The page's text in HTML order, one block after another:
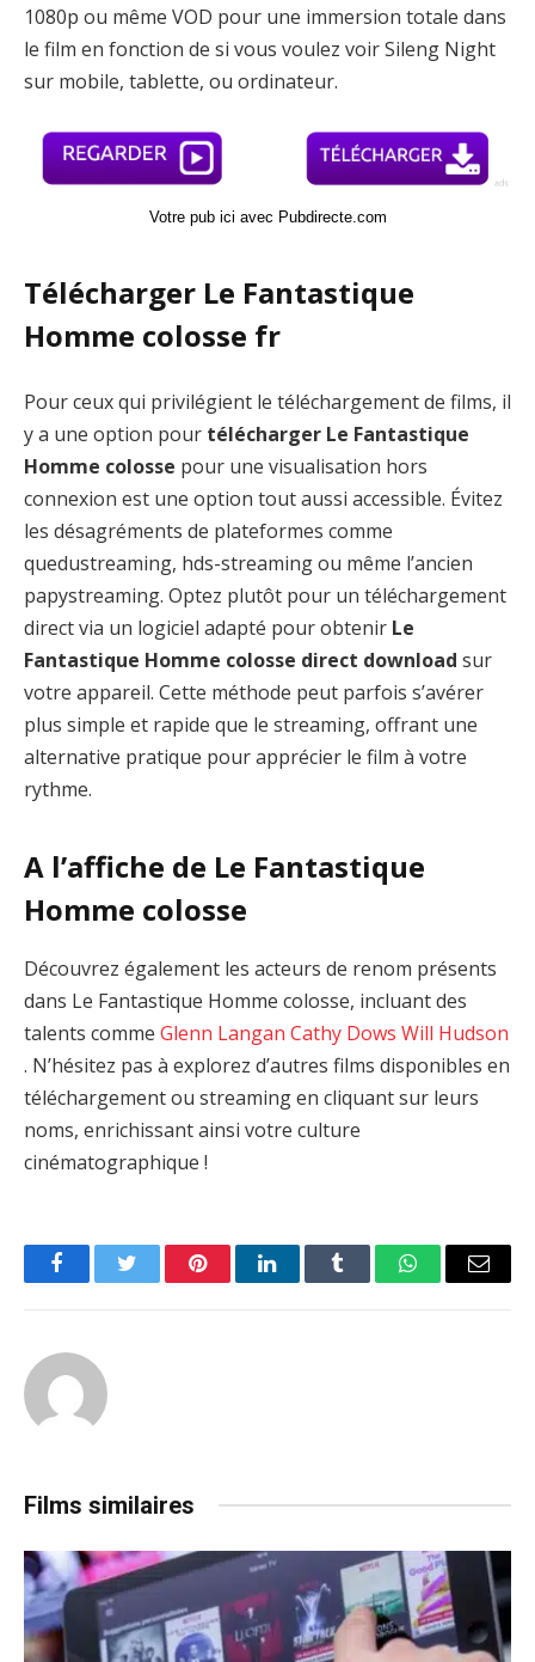
1080p ou même VOD pour une immersion totale dans
le film en fonction de si vous voulez voir Sileng Night
sur mobile, tablette, ou ordinateur.
Votre pub ici avec Pubdirecte.com
Télécharger Le Fantastique
Homme colosse fr
Pour ceux qui privilégient le téléchargement de films, il
y a une option pour télécharger Le Fantastique
Homme colosse pour une visualisation hors
connexion est une option tout aussi accessible. Évitez
les désagréments de plateformes comme
quedustreaming, hds-streaming ou même l’ancien
papystreaming. Optez plutôt pour un téléchargement
direct via un logiciel adapté pour obtenir Le
Fantastique Homme colosse direct download sur
votre appareil. Cette méthode peut parfois s’avérer
plus simple et rapide que le streaming, offrant une
alternative pratique pour apprécier le film à votre
rythme.
A l’affiche de Le Fantastique
Homme colosse
Découvrez également les acteurs de renom présents
dans Le Fantastique Homme colosse, incluant des
talents comme Glenn Langan Cathy Dows Will Hudson
. N’hésitez pas à explorez d’autres films disponibles en
téléchargement ou streaming en cliquant sur leurs
noms, enrichissant ainsi votre culture
cinématographique !
FacebookTwitter PinterestLinkedInTumblr WhatsAppEmail
Films similaires